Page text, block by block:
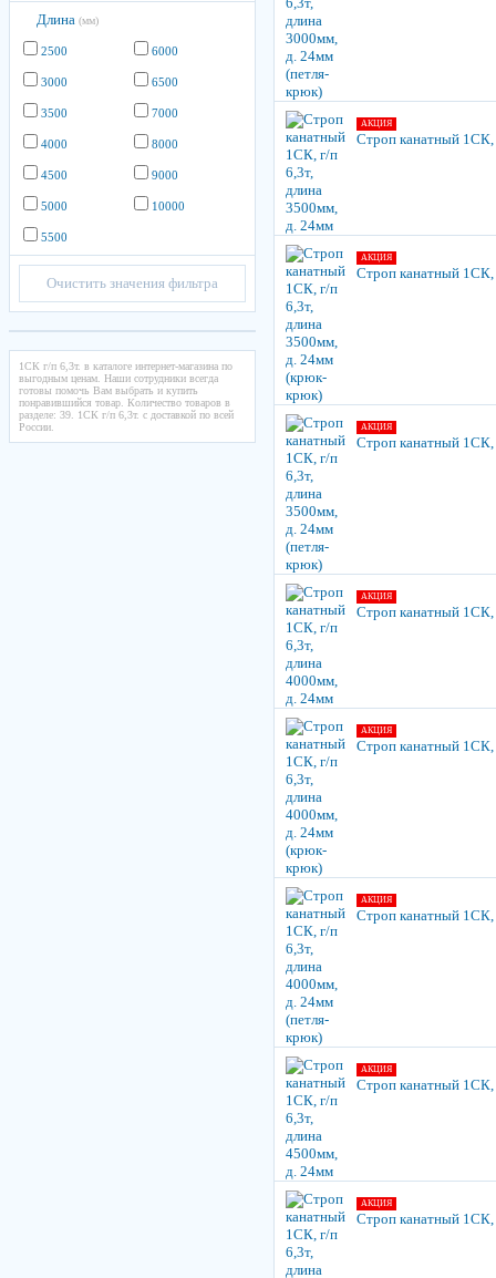
Длина (мм)
2500
3000
3500
4000
4500
5000
5500
6000
6500
7000
8000
9000
10000
Очистить значения фильтра
1СК г/п 6,3т. в каталоге интернет-магазина по
выгодным ценам. Наши сотрудники всегда
готовы помочь Вам выбрать и купить
понравившийся товар. Количество товаров в
разделе: 39. 1СК г/п 6,3т. с доставкой по всей
России.
АКЦИЯ
Строп канатный 1СК,
АКЦИЯ
Строп канатный
АКЦИЯ
Строп канатный 1СК,
АКЦИЯ
Строп канатный 1СК,
АКЦИЯ
Строп канатный
АКЦИЯ
Строп канатный 1СК,
АКЦИЯ
Строп канатный 1СК,
АКЦИЯ
Строп канатный